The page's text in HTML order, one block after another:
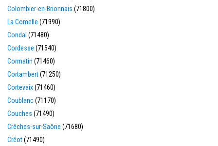
Colombier-en-Brionnais (71800)
La Comelle (71990)
Condal (71480)
Cordesse (71540)
Cormatin (71460)
Cortambert(71250)
Cortevaix(71460)
Coublanc(71170)
Couches (71490)
Crêches-sur-Saône (71680)
Créot(71490)